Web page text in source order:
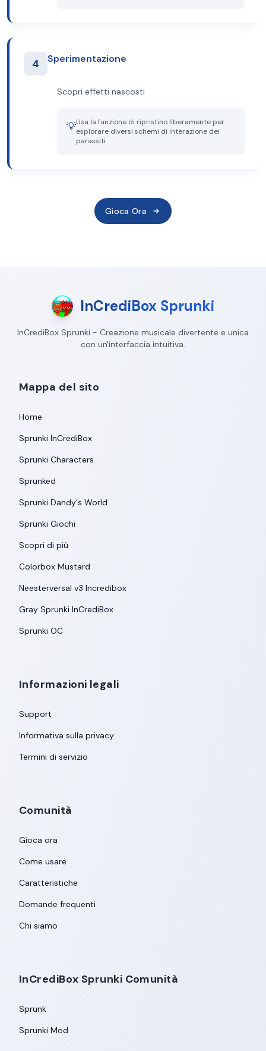
4 Sperimentazione
Scopri effetti nascosti
💡Usa la funzione di ripristino liberamente per
esplorare diversi schemi di interazione dei
parassiti
Gioca Ora
InCrediBox Sprunki
InCrediBox Sprunki - Creazione musicale divertente e unica
con un'interfaccia intuitiva.
Mappa del sito
Home
Sprunki InCrediBox
Sprunki Characters
Sprunked
Sprunki Dandy's World
Sprunki Giochi
Scopri di più
Colorbox Mustard
Neesterversal v3 Incredibox
Gray Sprunki InCrediBox
Sprunki OC
Informazioni legali
Support
Informativa sulla privacy
Termini di servizio
Comunità
Gioca ora
Come usare
Caratteristiche
Domande frequenti
Chi siamo
InCrediBox Sprunki Comunità
Sprunk
Sprunki Mod